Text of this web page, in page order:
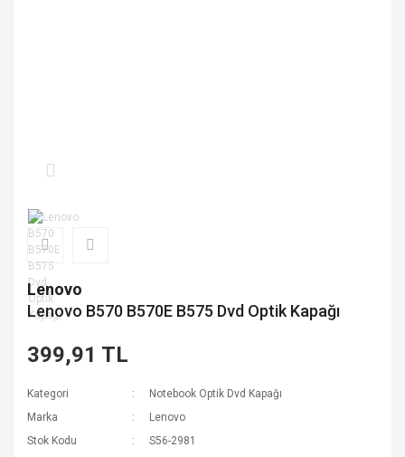
Lenovo
Lenovo B570 B570E B575 Dvd Optik Kapağı
399,91 TL
Kategori
Notebook Optik Dvd Kapağı
Marka
Lenovo
Stok Kodu
S56-2981